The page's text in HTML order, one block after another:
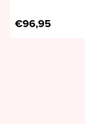
€96,95